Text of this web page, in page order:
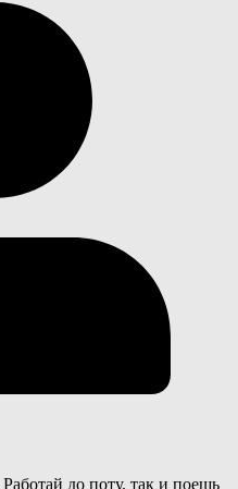
до поту, так и поешь